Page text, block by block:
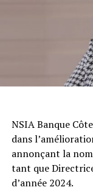
NSIA Banque
dans
annonçant la
tant que
d’année 2024.